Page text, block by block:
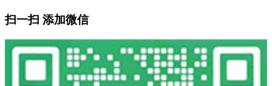
扫一扫 添加微信